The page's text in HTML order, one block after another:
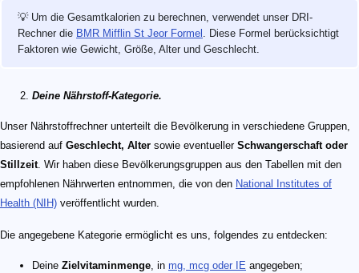
💡 Um die Gesamtkalorien zu berechnen, verwendet unser DRI-
Rechner die BMR Mifflin St Jeor Formel . Diese Formel berücksichtigt
Faktoren wie Gewicht, Größe, Alter und Geschlecht.
Deine Nährstoff-Kategorie.
Unser Nährstoffrechner unterteilt die Bevölkerung in verschiedene Gruppen,
basierend auf Geschlecht, Alter sowie eventueller Schwangerschaft oder
Stillzeit. Wir haben diese Bevölkerungsgruppen aus den Tabellen mit den
empfohlenen Nährwerten entnommen, die von den National Institutes of
Health (NIH) veröffentlicht wurden.
Die angegebene Kategorie ermöglicht es uns, folgendes zu entdecken:
Deine Zielvitaminmenge, in mg, mcg oder IE angegeben;